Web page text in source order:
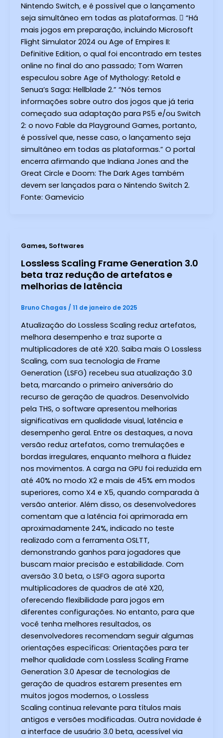
Nintendo Switch, e é possível que o lançamento
seja simultâneo em todas as plataformas.  “Há
mais jogos em preparação, incluindo Microsoft
Flight Simulator 2024 ou Age of Empires II:
Definitive Edition, o qual foi encontrado em testes
online no final do ano passado; Tom Warren
especulou sobre Age of Mythology: Retold e
Senua’s Saga: Hellblade 2.” “Nós temos
informações sobre outro dos jogos que já teria
começado sua adaptação para PS5 e/ou Switch
2: o novo Fable da Playground Games, portanto,
é possível que, nesse caso, o lançamento seja
simultâneo em todas as plataformas.” O portal
encerra afirmando que Indiana Jones and the
Great Circle e Doom: The Dark Ages também
devem ser lançados para o Nintendo Switch 2.
Fonte: Gamevicio
Games, Softwares
Lossless Scaling Frame Generation 3.0
beta traz redução de artefatos e
melhorias de latência
Bruno Chagas / 11 de janeiro de 2025
Atualização do Lossless Scaling reduz artefatos,
melhora desempenho e traz suporte a
multiplicadores de até X20. Saiba mais O Lossless
Scaling, com sua tecnologia de Frame
Generation (LSFG) recebeu sua atualização 3.0
beta, marcando o primeiro aniversário do
recurso de geração de quadros. Desenvolvido
pela THS, o software apresentou melhorias
significativas em qualidade visual, latência e
desempenho geral. Entre os destaques, a nova
versão reduz artefatos, como tremulações e
bordas irregulares, enquanto melhora a fluidez
nos movimentos. A carga na GPU foi reduzida em
até 40% no modo X2 e mais de 45% em modos
superiores, como X4 e X5, quando comparada à
versão anterior. Além disso, os desenvolvedores
comentam que a latência foi aprimorada em
aproximadamente 24%, indicado no teste
realizado com a ferramenta OSLTT,
demonstrando ganhos para jogadores que
buscam maior precisão e estabilidade. Com
aversão 3.0 beta, o LSFG agora suporta
multiplicadores de quadros de até X20,
oferecendo flexibilidade para jogos em
diferentes configurações. No entanto, para que
você tenha melhores resultados, os
desenvolvedores recomendam seguir algumas
orientações específicas: Orientações para ter
melhor qualidade com Lossless Scaling Frame
Generation 3.0 Apesar de tecnologias de
geração de quadros estarem presentes em
muitos jogos modernos, o Lossless
Scaling continua relevante para títulos mais
antigos e versões modificadas. Outra novidade é
a interface de usuário 3.0 beta, acessível via